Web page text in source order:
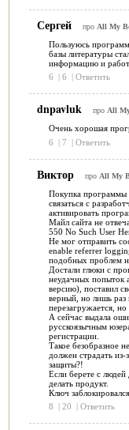
Сергей про All My
Пользуюсь
базы литературы
информацию и
6
| 6 | Ответить
dnpavluk про All
Очень хорошая
6
| 7 | Ответить
Виктор про All My
Покупка программы
связаться с
активировать
Майл сайта не
550 No Such User
Не мог отправить
enable referrer
подобных проблем
Достали глюки с
неудачных попыток
версию), поставил
верный, но лишь раз
перезагружается, но
А сейчас выдала
русскоязычным
регистрации.
Такое безобразное
должен страдать
защиты?!
Если берете с
делать продукт.
Ключ
8
| 20 | Ответить